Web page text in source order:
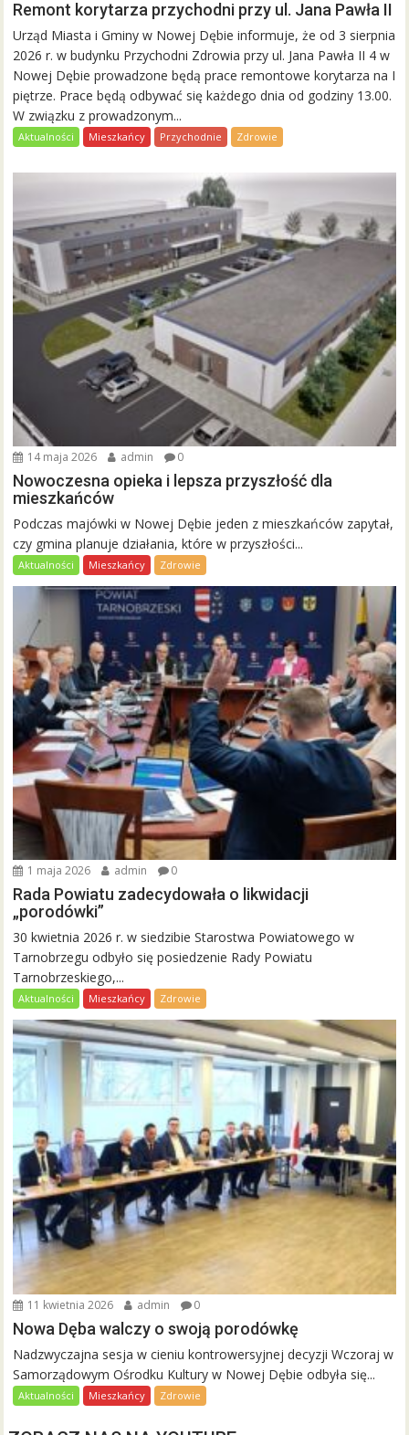
Remont korytarza przychodni przy ul. Jana Pawła II
Urząd Miasta i Gminy w Nowej Dębie informuje, że od 3 sierpnia
2026 r. w budynku Przychodni Zdrowia przy ul. Jana Pawła II 4 w
Nowej Dębie prowadzone będą prace remontowe korytarza na I
piętrze. Prace będą odbywać się każdego dnia od godziny 13.00.
W związku z prowadzonym...
Aktualności Mieszkańcy Przychodnie Zdrowie
14 maja 2026 admin 0
Nowoczesna opieka i lepsza przyszłość dla
mieszkańców
Podczas majówki w Nowej Dębie jeden z mieszkańców zapytał,
czy gmina planuje działania, które w przyszłości...
Aktualności Mieszkańcy Zdrowie
1 maja 2026 admin 0
Rada Powiatu zadecydowała o likwidacji
„porodówki”
30 kwietnia 2026 r. w siedzibie Starostwa Powiatowego w
Tarnobrzegu odbyło się posiedzenie Rady Powiatu
Tarnobrzeskiego,...
Aktualności Mieszkańcy Zdrowie
11 kwietnia 2026 admin 0
Nowa Dęba walczy o swoją porodówkę
Nadzwyczajna sesja w cieniu kontrowersyjnej decyzji Wczoraj w
Samorządowym Ośrodku Kultury w Nowej Dębie odbyła się...
Aktualności Mieszkańcy Zdrowie